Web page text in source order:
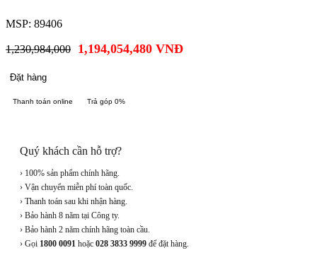
MSP: 89406
1,230,984,000 1,194,054,480 VNĐ
Đặt hàng
Thanh toán online Trả góp 0%
Quý khách cần hỗ trợ?
› 100% sản phẩm chính hãng.
› Vận chuyển miễn phí toàn quốc.
› Thanh toán sau khi nhận hàng.
› Bảo hành 8 năm tại Công ty.
› Bảo hành 2 năm chính hãng toàn cầu.
› Gọi 1800 0091 hoặc 028 3833 9999 để đặt hàng.